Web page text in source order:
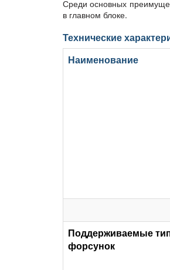
Среди основных
в главном блоке.
Технические
Наименование
Поддерживаемые
форсунок